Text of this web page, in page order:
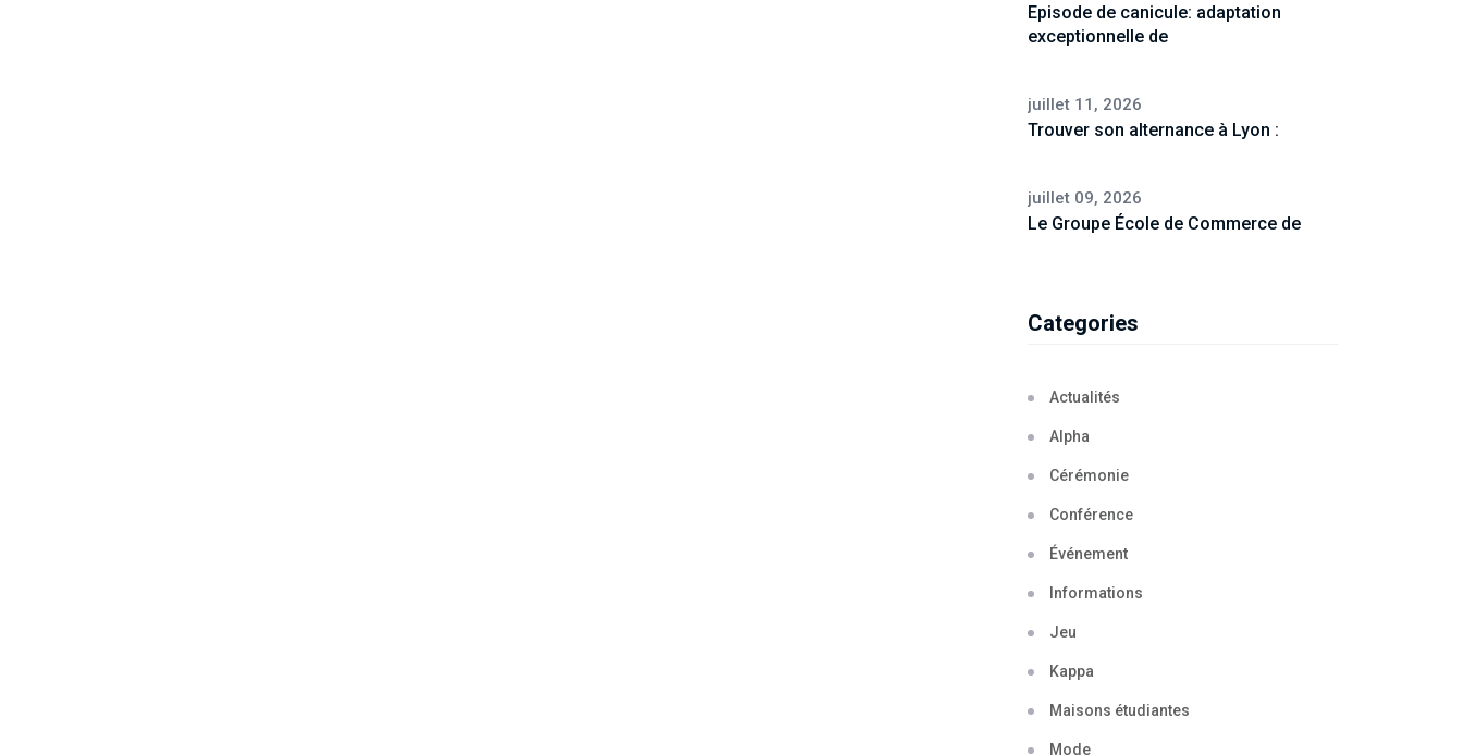
Episode de canicule: adaptation
exceptionnelle de
juillet 11, 2026
Trouver son alternance à Lyon :
juillet 09, 2026
Le Groupe École de Commerce de
Categories
Actualités
Alpha
Cérémonie
Conférence
Événement
Informations
Jeu
Kappa
Maisons étudiantes
Mode